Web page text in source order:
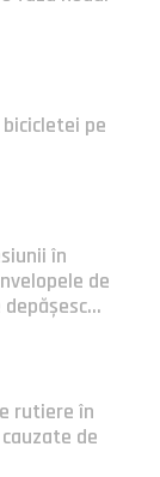
pe
în
de
rutiere în
de